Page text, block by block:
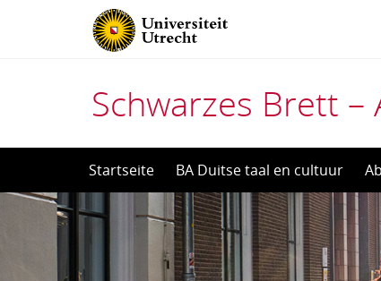
Schwarzes Brett
naar
Startseite BA Duitse taal en cultuur